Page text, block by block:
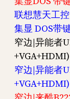
联想慧天工控
集显 DOS带
窄边|异能者
窄边|异能者